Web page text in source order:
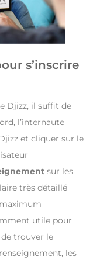
s’inscrire
Djizz, il suffit de
l’internaute
et cliquer sur le
sur les
très détaillé
utile pour
trouver le
les